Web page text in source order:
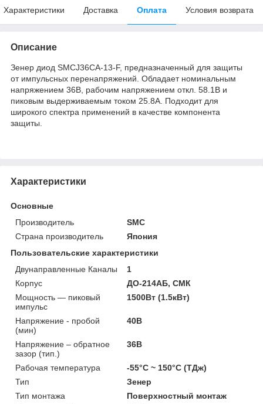
Характеристики Доставка Оплата Условия возврата
Описание
Зенер диод SMCJ36CA-13-F, предназначенный для защиты
от импульсных перенапряжений. Обладает номинальным
напряжением 36В, рабочим напряжением откл. 58.1В и
пиковым выдерживаемым током 25.8А. Подходит для
широкого спектра применений в качестве компонента
защиты.
Характеристики
Основные
Производитель
SMC
Страна производитель
Япония
Пользовательские характеристики
Двунаправленные Каналы
1
Корпус
ДО-214АБ, СМК
Мощность — пиковый
импульс
1500Вт (1.5кВт)
Напряжение - пробой
(мин)
40В
Напряжение – обратное
зазор (тип.)
36В
Рабочая температура
-55°C ~ 150°C (ТДж)
Тип
Зенер
Тип монтажа
Поверхностный монтаж